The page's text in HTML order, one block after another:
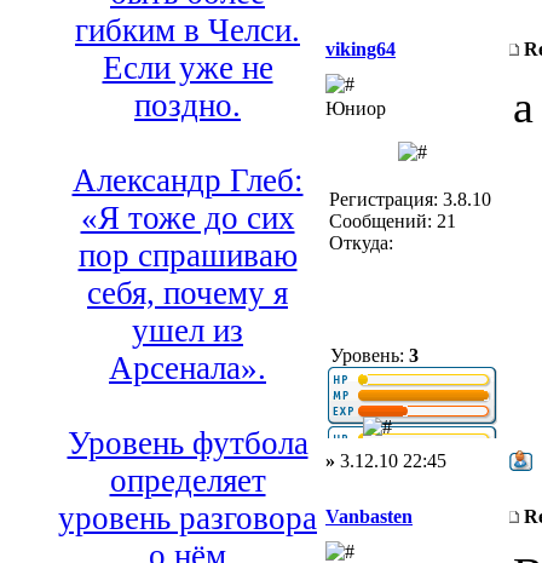
гибким в Челси.
Если уже не
поздно.
Александр Глеб:
«Я тоже до сих
пор спрашиваю
себя, почему я
ушел из
Арсенала».
Уровень футбола
определяет
уровень разговора
viking64
Юниор
Регистрация: 3.8.10
Сообщений: 21
Откуда:
Уровень: 3
» 3.12.10 22:45
Vanbasten